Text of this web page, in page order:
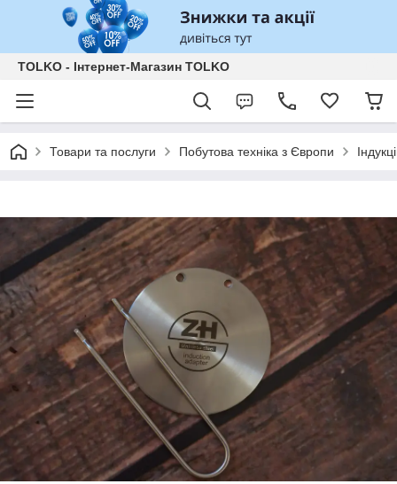
TOLKO - Інтернет-Магазин TOLKO
Товари та послуги Побутова техніка з Європи